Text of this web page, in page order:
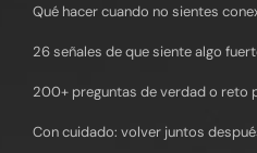
Qué hacer cuando no sientes
26 señales de que siente algo
200+ preguntas de verdad o reto
Con cuidado: volver juntos